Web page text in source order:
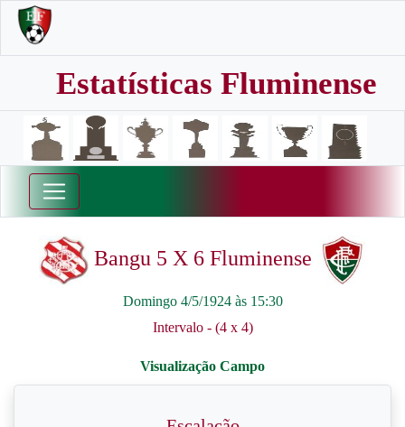
Estatísticas Fluminense
Bangu 5 X 6 Fluminense
Domingo 4/5/1924 às 15:30
Intervalo - (4 x 4)